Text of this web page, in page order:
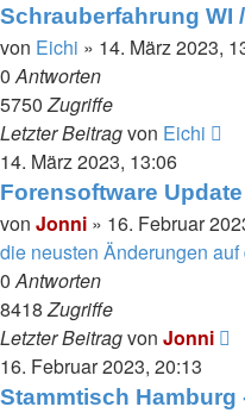
Schrauberfahrung WI
von Eichi » 14. März 2023,
0Antworten
5750Zugriffe
Letzter Beitragvon Eichi
14. März 2023, 13:06
Forensoftware Update
von Jonni » 16. Februar
die neusten Änderungen
0Antworten
8418Zugriffe
Letzter Beitragvon Jonni
16. Februar 2023, 20:13
Stammtisch Hamburg